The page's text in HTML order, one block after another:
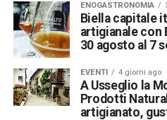
ENOGASTRONOMIA
Biella capitale
artigianale con
30 agosto al 7
EVENTI 4 giorni ago
A Usseglio la
Prodotti
artigianato,